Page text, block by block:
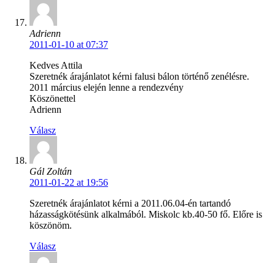
Adrienn
2011-01-10 at 07:37
Kedves Attila
Szeretnék árajánlatot kérni falusi bálon történő zenélésre.
2011 március elején lenne a rendezvény
Köszönettel
Adrienn
Válasz
Gál Zoltán
2011-01-22 at 19:56
Szeretnék árajánlatot kérni a 2011.06.04-én tartandó
házasságkötésünk alkalmából. Miskolc kb.40-50 fő. Előre is
köszönöm.
Válasz